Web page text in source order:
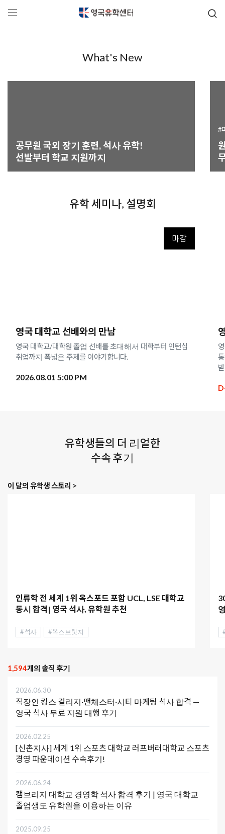
학생 비자 무료 대행
What's New
공무원 국외 장기 훈련, 석사 유학!
선발부터 학교 지원까지
#
유학 세미나, 설명회
마감
영국 대학교 선배와의 만남
영국 대학교/대학원 졸업 선배를 초대해서 대학부터 인턴십,
취업까지 폭넓은 주제를 이야기합니다.
2026.08.01 5:00 PM
유학생들의 더 리얼한
수속 후기
이 달의 유학생 스토리 >
인류학 전 세계 1위 옥스포드 포함 UCL, LSE 대학교
동시 합격| 영국 석사, 유학원 추천
#석사 #옥스브릿지
1,594개의 솔직 후기
2026.06.30
직장인 킹스 컬리지·맨체스터·시티 마케팅 석사 합격 —
영국 석사 무료 지원 대행 후기
2026.02.25
[신촌지사] 세계 1위 스포츠 대학교 러프버러대학교 스포츠
경영 파운데이션 수속후기!
2026.06.24
캠브리지 대학교 경영학 석사 합격 후기 | 영국 대학교
졸업생도 유학원을 이용하는 이유
2025.09.25